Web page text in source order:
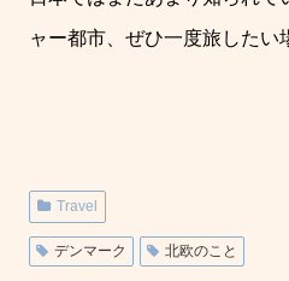
ャー都市、ぜひ一度旅したい
Travel
デンマーク 北欧のこと